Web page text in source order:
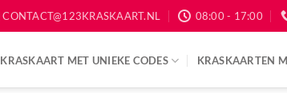
CONTACT@123KRASKAART.NL 08:00 - 17:00
KRASKAART MET UNIEKE CODES KRASKAARTEN